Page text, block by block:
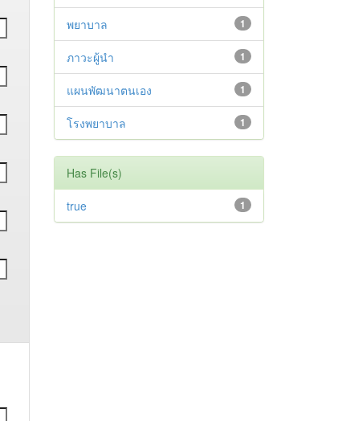
1
พยาบาล
1
ภาวะผู้นำ
1
แผนพัฒนาตนเอง
1
โรงพยาบาล
Has File(s)
1
true